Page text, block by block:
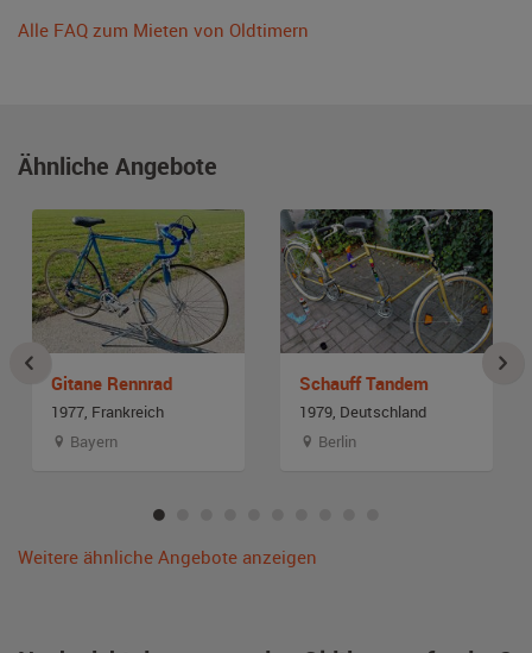
Alle FAQ zum Mieten von Oldtimern
Ähnliche Angebote
Gitane Rennrad
1977, Frankreich
Bayern
Schauff Tandem
1979, Deutschland
Berlin
Weitere ähnliche Angebote anzeigen